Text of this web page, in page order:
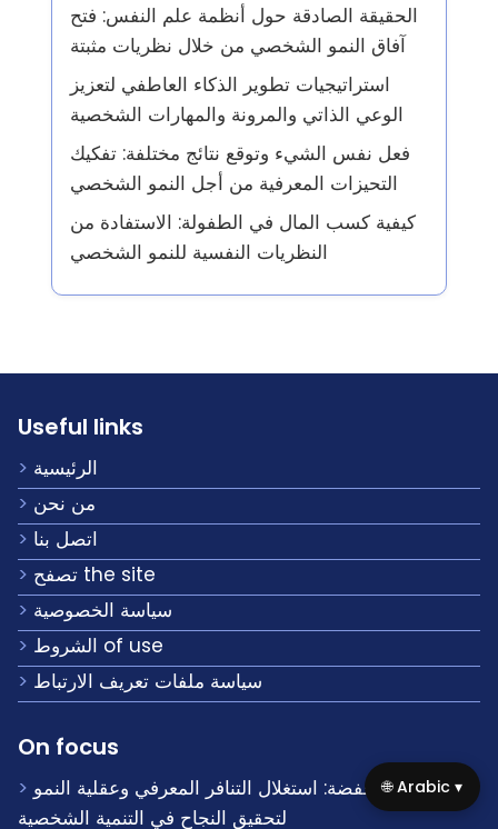
الحقيقة الصادقة حول أنظمة علم النفس: فتح
آفاق النمو الشخصي من خلال نظريات مثبتة
استراتيجيات تطوير الذكاء العاطفي لتعزيز
الوعي الذاتي والمرونة والمهارات الشخصية
فعل نفس الشيء وتوقع نتائج مختلفة: تفكيك
التحيزات المعرفية من أجل النمو الشخصي
كيفية كسب المال في الطفولة: الاستفادة من
النظريات النفسية للنمو الشخصي
Useful links
الرئيسية
من نحن
اتصل بنا
تصفح the site
سياسة الخصوصية
الشروط of use
سياسة ملفات تعريف الارتباط
On focus
توقعات منخفضة: استغلال التنافر المعرفي وعقلية النمو
لتحقيق النجاح في التنمية الشخصية
🌐 Arabic ▾